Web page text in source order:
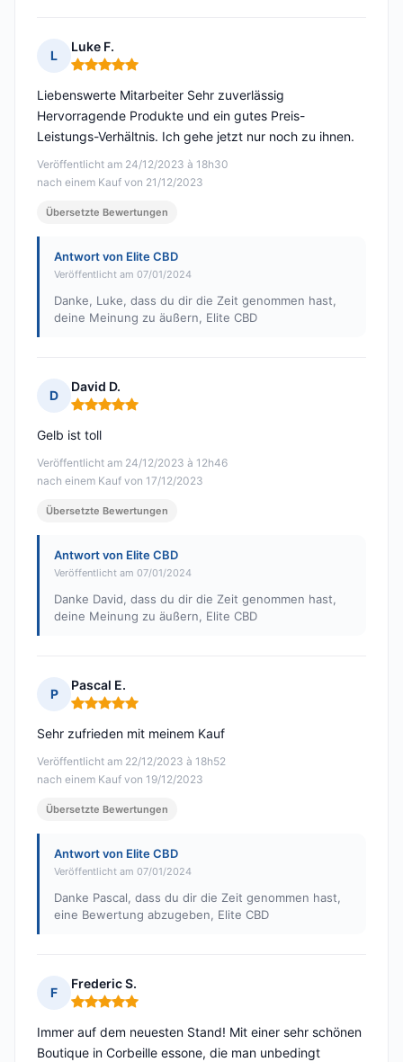
L
Luke F.
Hinweis: 5 von 5
Veröffentlicht am 24/12/2023 à 18h30
nach einem Kauf von 21/12/2023
Liebenswerte Mitarbeiter Sehr zuverlässig
Hervorragende Produkte und ein gutes Preis-
Leistungs-Verhältnis. Ich gehe jetzt nur noch zu ihnen.
Übersetzte Bewertungen
Antwort von Elite CBD
Veröffentlicht am 07/01/2024
Danke, Luke, dass du dir die Zeit genommen hast,
deine Meinung zu äußern, Elite CBD
D
David D.
Hinweis: 5 von 5
Veröffentlicht am 24/12/2023 à 12h46
nach einem Kauf von 17/12/2023
Gelb ist toll
Übersetzte Bewertungen
Antwort von Elite CBD
Veröffentlicht am 07/01/2024
Danke David, dass du dir die Zeit genommen hast,
deine Meinung zu äußern, Elite CBD
P
Pascal E.
Hinweis: 5 von 5
Veröffentlicht am 22/12/2023 à 18h52
nach einem Kauf von 19/12/2023
Sehr zufrieden mit meinem Kauf
Übersetzte Bewertungen
Antwort von Elite CBD
Veröffentlicht am 07/01/2024
Danke Pascal, dass du dir die Zeit genommen hast,
eine Bewertung abzugeben, Elite CBD
F
Frederic S.
Hinweis: 5 von 5
Immer auf dem neuesten Stand! Mit einer sehr schönen
Boutique in Corbeille essone, die man unbedingt